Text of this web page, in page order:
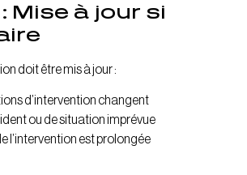
Mise à jour si
doit être mis à jour :
d’intervention changent
ou de situation imprévue
l’intervention est prolongée